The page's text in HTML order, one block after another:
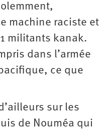
machine raciste et
militants kanak.
dans l’armée
ce que
sur les
de Nouméa qui